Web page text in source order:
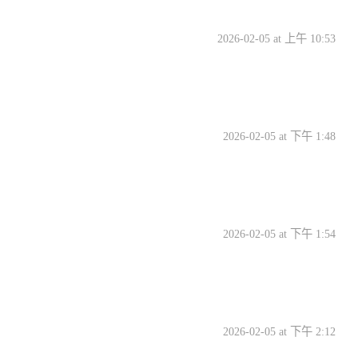
2026-02-05 at 上午 10:53
2026-02-05 at 下午 1:48
2026-02-05 at 下午 1:54
2026-02-05 at 下午 2:12